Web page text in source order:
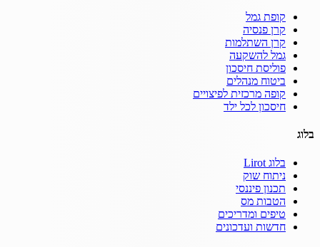
קופת גמל
קרן פנסיה
קרן השתלמות
גמל להשקעה
פוליסת חיסכון
ביטוח מנהלים
קופה מרכזית לפיצויים
חיסכון לכל ילד
בלוג
בלוג Lirot
ניתוח שוק
תכנון פיננסי
הטבות מס
טיפים ומדריכים
חדשות ועדכונים